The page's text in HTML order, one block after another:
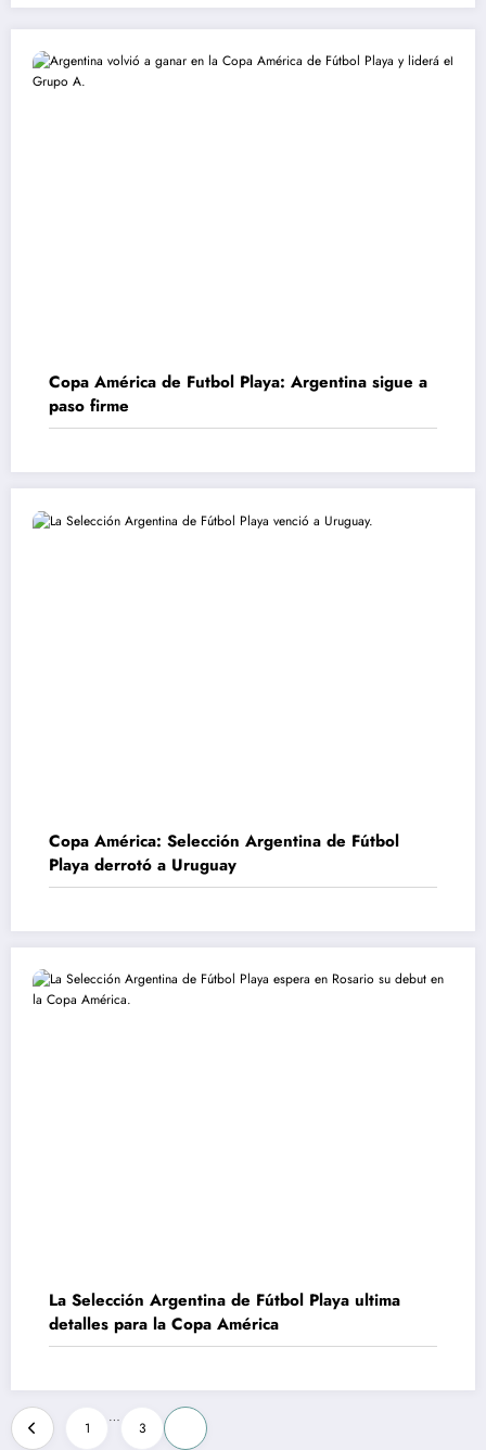
Copa América de Futbol Playa: Argentina sigue a
paso firme
Copa América: Selección Argentina de Fútbol
Playa derrotó a Uruguay
La Selección Argentina de Fútbol Playa ultima
detalles para la Copa América
Paginación
1
…
3